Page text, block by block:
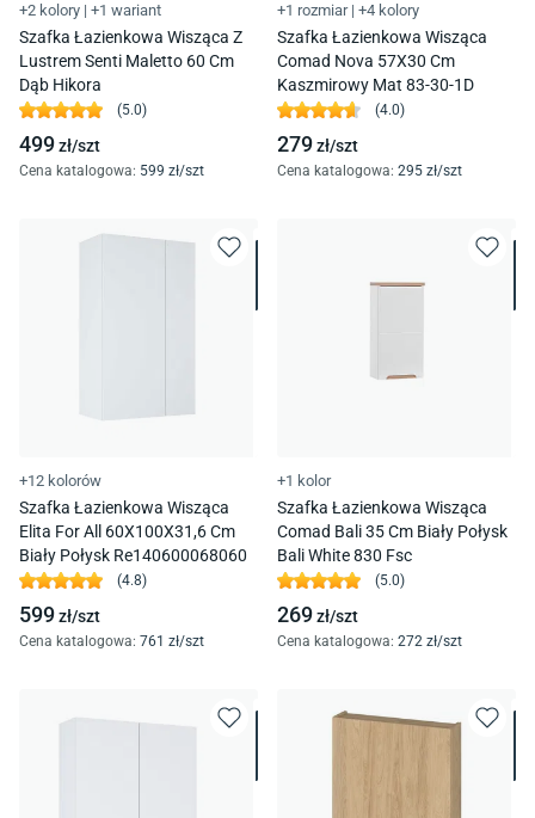
+2 kolory | +1 wariant
Szafka Łazienkowa Wisząca Z
Lustrem Senti Maletto 60 Cm
Dąb Hikora
(5.0)
499zł/szt
Cena katalogowa: 599 zł/szt
+1 rozmiar | +4 kolory
Szafka Łazienkowa Wisząca
Comad Nova 57X30 Cm
Kaszmirowy Mat 83-30-1D
(4.0)
279zł/szt
Cena katalogowa: 295 zł/szt
+12 kolorów
Szafka Łazienkowa Wisząca
Elita For All 60X100X31,6 Cm
Biały Połysk Re140600068060
(4.8)
599zł/szt
Cena katalogowa: 761 zł/szt
+1 kolor
Szafka Łazienkowa Wisząca
Comad Bali 35 Cm Biały Połysk
Bali White 830 Fsc
(5.0)
269zł/szt
Cena katalogowa: 272 zł/szt